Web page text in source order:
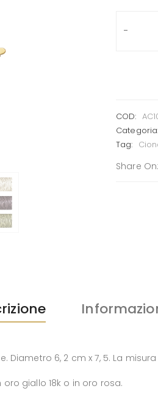
COD:
Categoria:
Tag:
Share On:
6, 2 cm x 7, 5. La misura
giallo 18k o in oro rosa.